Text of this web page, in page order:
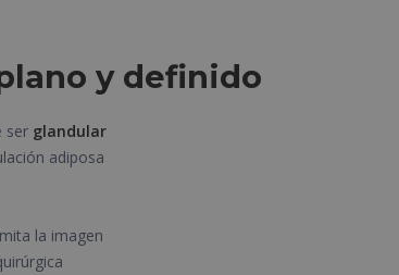
y definido
ser glandular
adiposa
la imagen